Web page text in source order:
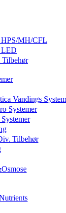
HPS/MH/CFL
LED
Vandings System
Systemer
Tilbehør